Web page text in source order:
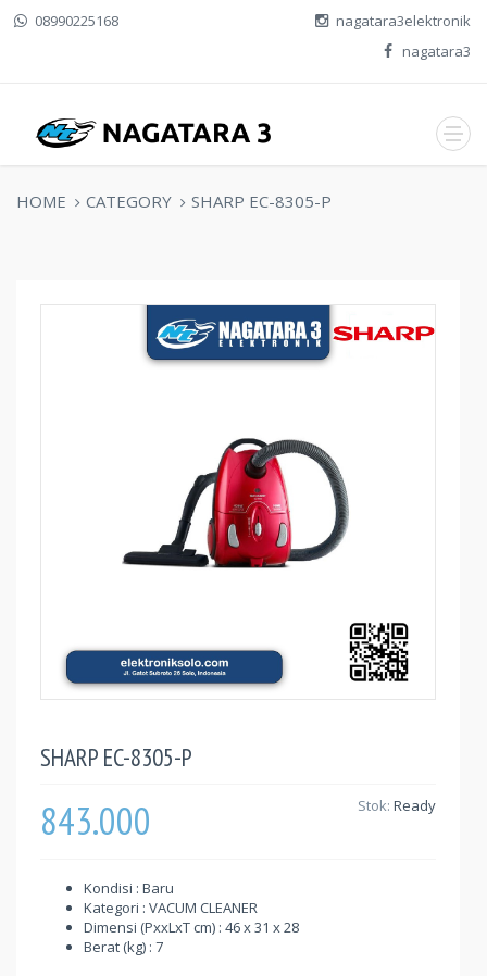
08990225168
nagatara3elektronik
nagatara3
HOME CATEGORY SHARP EC-8305-P
SHARP EC-8305-P
843.000 Stok: Ready
Kondisi : Baru
Kategori : VACUM CLEANER
Dimensi (PxxLxT cm) : 46 x 31 x 28
Berat (kg) : 7